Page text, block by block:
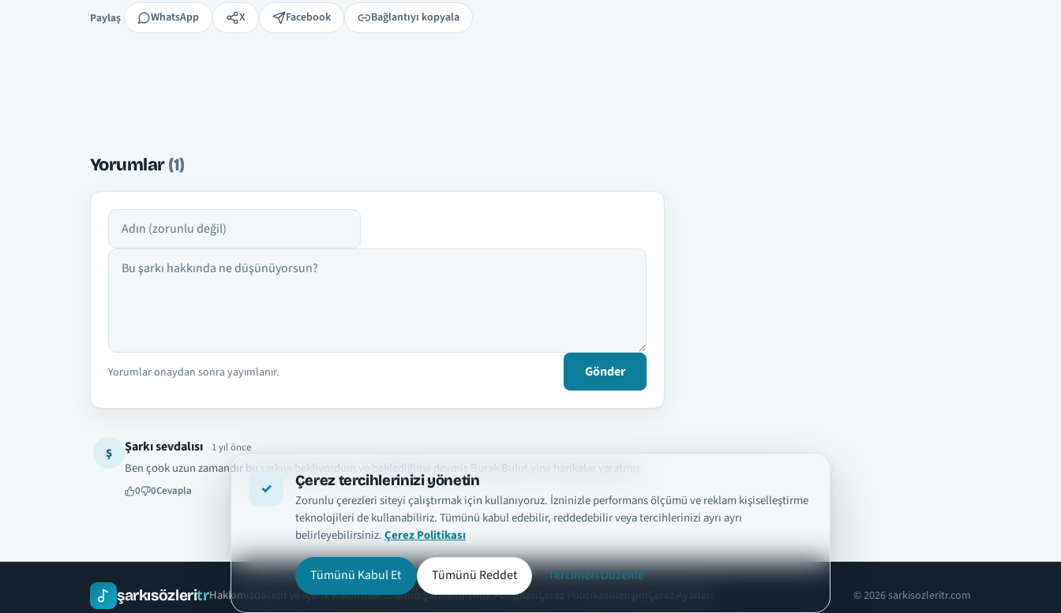
Çerez tercihlerinizi yönetin
Zorunlu çerezleri siteyi çalıştırmak için kullanıyoruz. İzninizle performans ölçümü ve reklam kişiselleştirme
teknolojileri de kullanabiliriz. Tümünü kabul edebilir, reddedebilir veya tercihlerinizi ayrı ayrı
belirleyebilirsiniz.Çerez Politikası
Tümünü Kabul Et Tümünü Reddet Tercihleri Düzenle
Paylaş
Paylaş WhatsApp X Facebook Bağlantıyı kopyala
Yorumlar(1)
Adın
Yorumun
Yorumlar onaydan sonra yayımlanır. Gönder
Ş Şarkı sevdalısı 1 yıl önce
Ben çook uzun zamandır bu şarkıyı bekliyordum ve beklediğime deymiş Burak Bulut yine harikalar yaratmış
0 0Cevapla
şarkısözleritrHakkımızda Telif ve İçerik KaldırmaKullanım ŞartlarıGizlilik Politikası Çerez Politikası İletişim Çerez Ayarları © 2026 sarkisozleritr.com